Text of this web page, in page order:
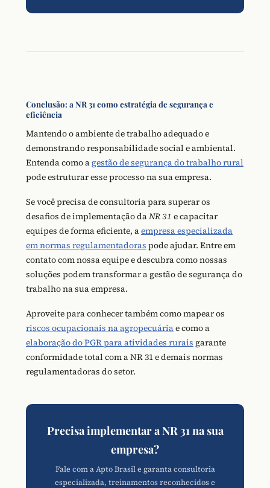
Conclusão: a NR 31 como estratégia de segurança e
eficiência
Mantendo o ambiente de trabalho adequado e
demonstrando responsabilidade social e ambiental.
Entenda como agestão de segurança do trabalho rural
pode estruturar esse processo na sua empresa.
Se você precisa de consultoria para superar os
desafios de implementação daNR 31 e capacitar
equipes de forma eficiente, aempresa especializada
em normas regulamentadoras pode ajudar. Entre em
contato com nossa equipe e descubra como nossas
soluções podem transformar a gestão de segurança do
trabalho na sua empresa.
Aproveite para conhecer também como mapear os
riscos ocupacionais na agropecuáriae como a
elaboração do PGR para atividades rurais garante
conformidade total com a NR 31 e demais normas
regulamentadoras do setor.
Precisa implementar a NR 31 na sua
empresa?
Fale com a Apto Brasil e garanta consultoria
especializada, treinamentos reconhecidos e